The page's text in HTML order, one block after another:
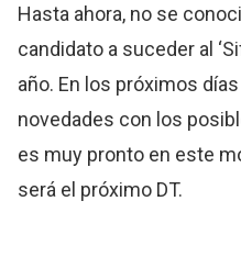
Hasta ahora, no se
candidato a suceder al
año. En los próximos
novedades con los
es muy pronto en este
será el próximo DT.